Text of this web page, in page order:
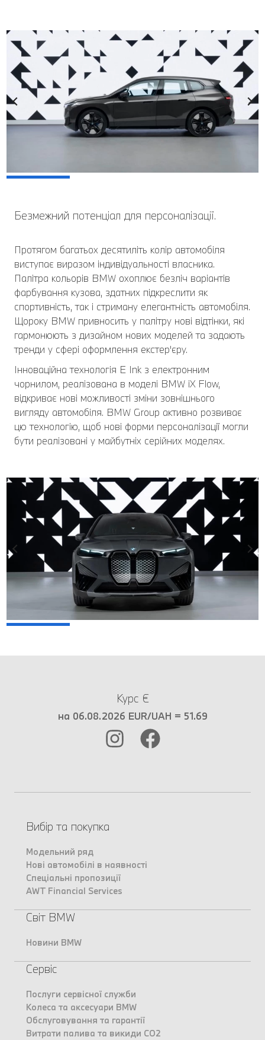
Безмежний потенціал для персоналізації.
Протягом багатьох десятиліть колір автомобіля
виступає виразом індивідуальності власника.
Палітра кольорів BMW охоплює безліч варіантів
фарбування кузова, здатних підкреслити як
спортивність, так і стриману елегантність автомобіля.
Щороку BMW привносить у палітру нові відтінки, які
гармонюють з дизайном нових моделей та задають
тренди у сфері оформлення екстер'єру.
Інноваційна технологія E Ink з електронним
чорнилом, реалізована в моделі BMW iX Flow,
відкриває нові можливості зміни зовнішнього
вигляду автомобіля. BMW Group активно розвиває
цю технологію, щоб нові форми персоналізації могли
бути реалізовані у майбутніх серійних моделях.
Курс €
на 06.08.2026 EUR/UAH = 51.69
Вибір та покупка
Модельний ряд
Нові автомобілі в наявності
Спеціальні пропозиції
AWT Financial Services
Світ BMW
Новини BMW
Сервіс
Послуги сервісної служби
Колеса та аксесуари BMW
Обслуговування та гарантії
Витрати палива та викиди CO2